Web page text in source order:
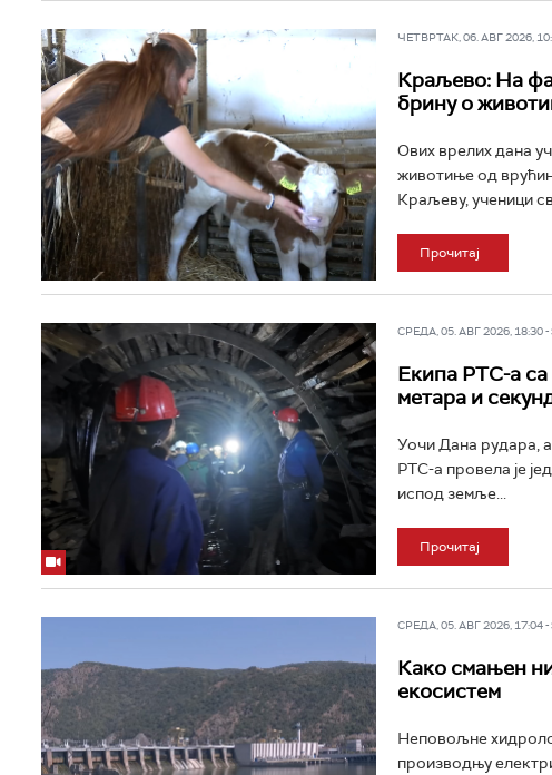
ЧЕТВРТАК, 06. АВГ 2026,
Краљево: На
брину о
Ових врелих дана
животиње од
Краљеву, ученици
Прочитај
СРЕДА, 05. АВГ 2026, 18:30 -
Екипа РТС-а
метара и
Уочи Дана рудара,
РТС-а провела је
испод земље...
Прочитај
СРЕДА, 05. АВГ 2026, 17:04 -
Како смањен
екосистем
Неповољне
производњу